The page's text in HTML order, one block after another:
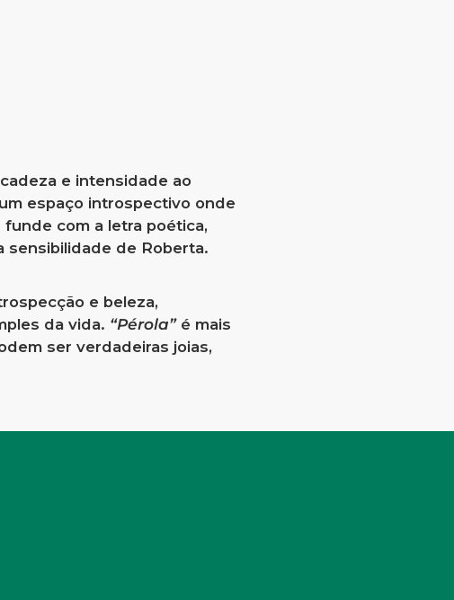
e intensidade ao
espaço introspectivo onde
com a letra poética,
sensibilidade de Roberta.
e beleza,
da vida. “Pérola”é mais
ser verdadeiras joias,